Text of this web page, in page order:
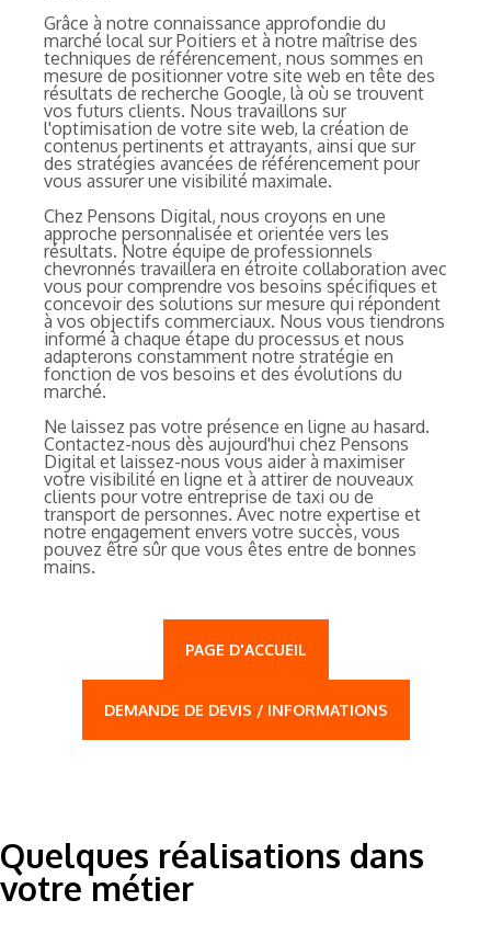
Grâce à notre connaissance approfondie du
marché local sur Poitiers et à notre maîtrise des
techniques de référencement, nous sommes en
mesure de positionner votre site web en tête des
résultats de recherche Google, là où se trouvent
vos futurs clients. Nous travaillons sur
l'optimisation de votre site web, la création de
contenus pertinents et attrayants, ainsi que sur
des stratégies avancées de référencement pour
vous assurer une visibilité maximale.
Chez Pensons Digital, nous croyons en une
approche personnalisée et orientée vers les
résultats. Notre équipe de professionnels
chevronnés travaillera en étroite collaboration avec
vous pour comprendre vos besoins spécifiques et
concevoir des solutions sur mesure qui répondent
à vos objectifs commerciaux. Nous vous tiendrons
informé à chaque étape du processus et nous
adapterons constamment notre stratégie en
fonction de vos besoins et des évolutions du
marché.
Ne laissez pas votre présence en ligne au hasard.
Contactez-nous dès aujourd'hui chez Pensons
Digital et laissez-nous vous aider à maximiser
votre visibilité en ligne et à attirer de nouveaux
clients pour votre entreprise de taxi ou de
transport de personnes. Avec notre expertise et
notre engagement envers votre succès, vous
pouvez être sûr que vous êtes entre de bonnes
mains.
PAGE D'ACCUEIL
DEMANDE DE DEVIS / INFORMATIONS
Quelques réalisations dans
votre métier